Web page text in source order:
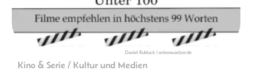
Daniel Rublack | seitenwaelzer.de
Kino & Serie / Kultur und Medien